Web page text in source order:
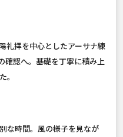
礼拝を中心としたアーサナ練
確認へ。基礎を丁寧に積み上
。
な時間。風の様子を見なが